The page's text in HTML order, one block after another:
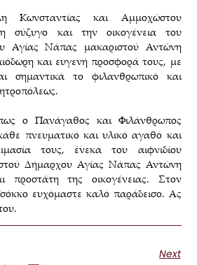
Κωνσταντίας και Αμμοχώστου
σύζυγο και την οικογένεια του
Αγίας Νάπας μακαριστού Αντώνη
και ευγενή προσφορά τους, με
σημαντικά το φιλανθρωπικό και
ο Πανάγαθος και Φιλάνθρωπος
πνευματικό και υλικό αγαθό και
τους, ένεκα του αιφνιδίου
Δήμαρχου Αγίας Νάπας Αντώνη
προστάτη της οικογένειας. Στον
ευχόμαστε καλό παράδεισο. Ας
Next